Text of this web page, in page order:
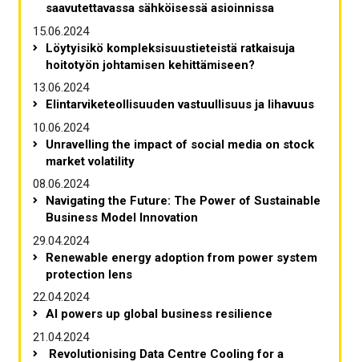
saavutettavassa sähköisessä asioinnissa
15.06.2024
Löytyisikö kompleksisuustieteistä ratkaisuja
hoitotyön johtamisen kehittämiseen?
13.06.2024
Elintarviketeollisuuden vastuullisuus ja lihavuus
10.06.2024
Unravelling the impact of social media on stock
market volatility
08.06.2024
Navigating the Future: The Power of Sustainable
Business Model Innovation
29.04.2024
Renewable energy adoption from power system
protection lens
22.04.2024
AI powers up global business resilience
21.04.2024
Revolutionising Data Centre Cooling for a